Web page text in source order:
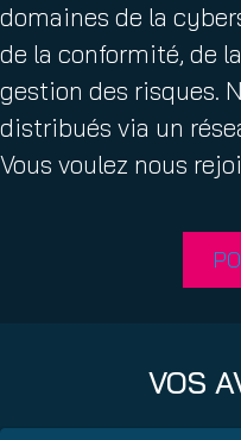
domaines de la
de la conformité, de
gestion des risques.
distribués via un
Vous voulez nous
VOS